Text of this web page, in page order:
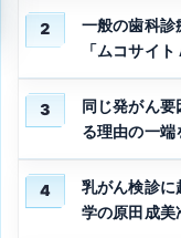
2
一般の歯科
「ムコサイ
3
同じ発がん
る理由の一端
4
乳がん検診に
学の原田成